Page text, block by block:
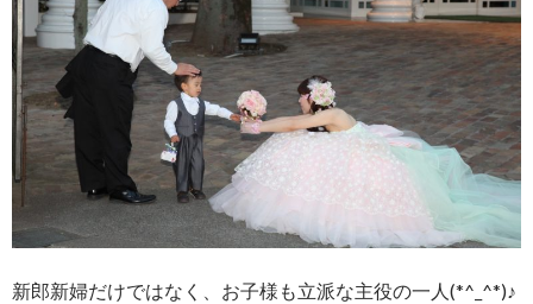
新郎新婦だけではなく、お子様も立派な主役の一人(*^_^*)♪